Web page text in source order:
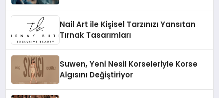
Nail Art ile Kişisel Tarzınızı Yansıtan
Tırnak Tasarımları
Suwen, Yeni Nesil Korseleriyle Korse
Algısını Değiştiriyor